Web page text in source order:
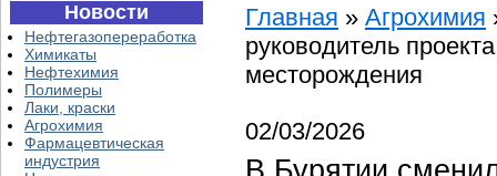
Новости
Нефтегазопереработка
Химикаты
Нефтехимия
Полимеры
Лаки, краски
Агрохимия
Фармацевтическая
индустрия
Главная » Агрохимия
руководитель
месторождения
02/03/2026